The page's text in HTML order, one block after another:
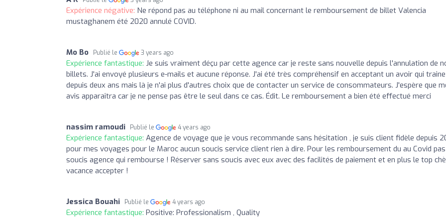
Expérience négative: Ne répond pas au téléphone ni au mail concernant le remboursement de billet Valencia
mustaghanem été 2020 annulé COVID.
Mo Bo Publié le 3 years ago
Expérience fantastique: Je suis vraiment déçu par cette agence car je reste sans nouvelle depuis l'annulation de
billets. J'ai envoyé plusieurs e-mails et aucune réponse. J'ai été très compréhensif en acceptant un avoir qui traine
depuis deux ans mais là je n'ai plus d'autres choix que de contacter un service de consommateurs. J'espère que
avis apparaîtra car je ne pense pas être le seul dans ce cas. Édit. Le remboursement a bien été effectué merci
nassim ramoudi Publié le 4 years ago
Expérience fantastique: Agence de voyage que je vous recommande sans hésitation , je suis client fidèle depuis
pour mes voyages pour le Maroc aucun soucis service client rien à dire. Pour les remboursement du au Covid
soucis agence qui rembourse ! Réserver sans soucis avec eux avec des facilités de paiement et en plus le top
vacance accepter !
Jessica Bouahi Publié le 4 years ago
Expérience fantastique: Positive: Professionalism , Quality